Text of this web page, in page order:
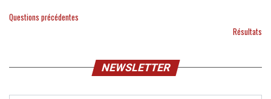
Questions précédentes
Résultats
NEWSLETTER